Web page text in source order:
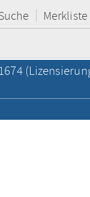
Merkliste